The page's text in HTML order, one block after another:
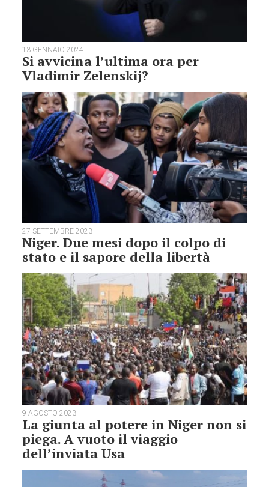
13 GENNAIO 2024
Si avvicina l’ultima ora per
Vladimir Zelenskij?
27 SETTEMBRE 2023
Niger. Due mesi dopo il colpo di
stato e il sapore della libertà
9 AGOSTO 2023
La giunta al potere in Niger non si
piega. A vuoto il viaggio
dell’inviata Usa